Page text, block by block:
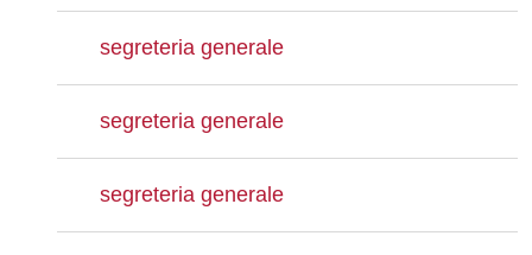
segreteria generale
segreteria generale
segreteria generale